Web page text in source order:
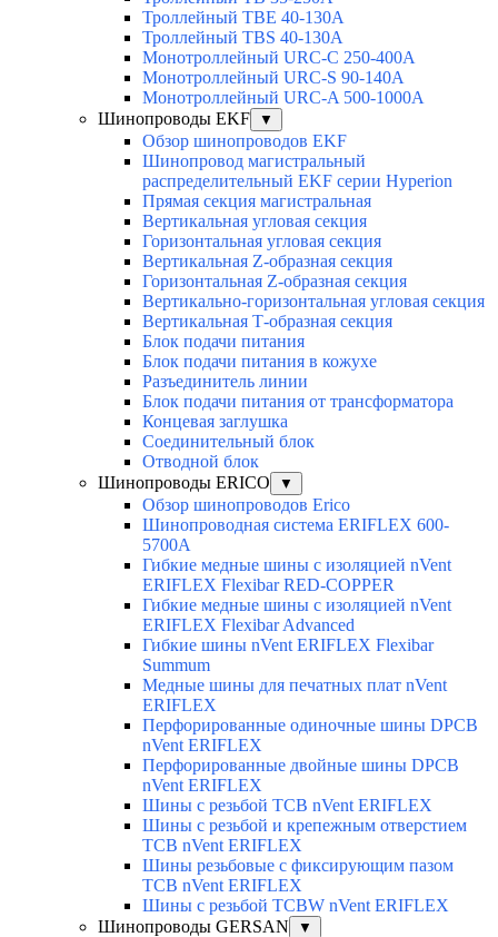
Троллейный TBE 40-130A
Троллейный TBS 40-130A
Монотроллейный URC-C 250-400A
Монотроллейный URC-S 90-140A
Монотроллейный URC-A 500-1000A
Шинопроводы EKF
▼
Обзор шинопроводов EKF
Шинопровод магистральный
распределительный EKF серии Hyperion
Прямая секция магистральная
Вертикальная угловая секция
Горизонтальная угловая секция
Вертикальная Z-образная секция
Горизонтальная Z-образная секция
Вертикально-горизонтальная угловая секция
Вертикальная Т-образная секция
Блок подачи питания
Блок подачи питания в кожухе
Разъединитель линии
Блок подачи питания от трансформатора
Концевая заглушка
Соединительный блок
Отводной блок
Шинопроводы ERICO
▼
Обзор шинопроводов Erico
Шинопроводная система ERIFLEX 600-
5700A
Гибкие медные шины с изоляцией nVent
ERIFLEX Flexibar RED-COPPER
Гибкие медные шины с изоляцией nVent
ERIFLEX Flexibar Advanced
Гибкие шины nVent ERIFLEX Flexibar
Summum
Медные шины для печатных плат nVent
ERIFLEX
Перфорированные одиночные шины DPCB
nVent ERIFLEX
Перфорированные двойные шины DPCB
nVent ERIFLEX
Шины с резьбой TCB nVent ERIFLEX
Шины с резьбой и крепежным отверстием
TCB nVent ERIFLEX
Шины резьбовые с фиксирующим пазом
TCB nVent ERIFLEX
Шины с резьбой TCBW nVent ERIFLEX
Шинопроводы GERSAN
▼